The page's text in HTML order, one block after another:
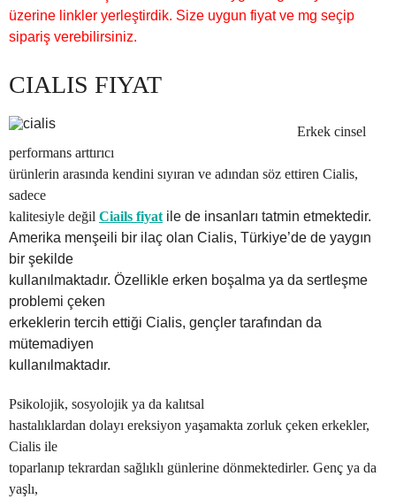
üzerine linkler yerleştirdik. Size uygun fiyat ve mg seçip
sipariş verebilirsiniz.
CIALIS FIYAT
Erkek cinsel
performans arttırıcı
ürünlerin arasında kendini sıyıran ve adından söz ettiren Cialis,
sadece
kalitesiyle değil Ciails fiyat ile de insanları tatmin etmektedir.
Amerika menşeili bir ilaç olan Cialis, Türkiye’de de yaygın
bir şekilde
kullanılmaktadır. Özellikle erken boşalma ya da sertleşme
problemi çeken
erkeklerin tercih ettiği Cialis, gençler tarafından da
mütemadiyen
kullanılmaktadır.
Psikolojik, sosyolojik ya da kalıtsal
hastalıklardan dolayı ereksiyon yaşamakta zorluk çeken erkekler,
Cialis ile
toparlanıp tekrardan sağlıklı günlerine dönmektedirler. Genç ya da
yaşlı,